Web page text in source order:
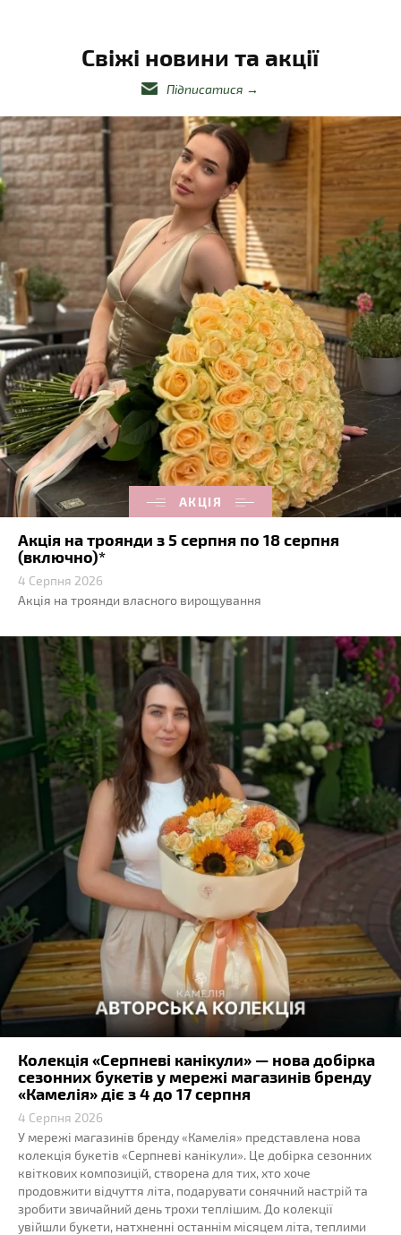
Свіжі новини та акції
Підписатися →
АКЦІЯ
Акція на троянди з 5 серпня по 18 серпня
(включно)*
4 Серпня 2026
Акція на троянди власного вирощування
Колекція «Серпневі канікули» — нова добірка
сезонних букетів у мережі магазинів бренду
«Камелія» діє з 4 до 17 серпня
4 Серпня 2026
У мережі магазинів бренду «Камелія» представлена нова
колекція букетів «Серпневі канікули». Це добірка сезонних
квіткових композицій, створена для тих, хто хоче
продовжити відчуття літа, подарувати сонячний настрій та
зробити звичайний день трохи теплішим. До колекції
увійшли букети, натхненні останнім місяцем літа, теплими